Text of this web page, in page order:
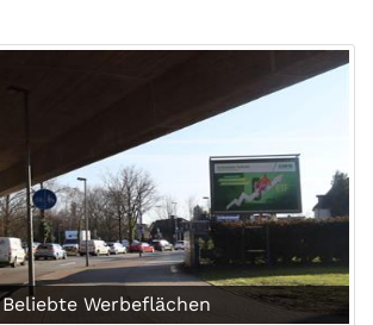
Beliebte Werbeflächen